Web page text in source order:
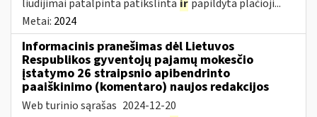
liudijimai patalpinta patikslinta ir papildyta plačioji...
Metai: 2024
Informacinis pranešimas dėl Lietuvos
Respublikos gyventojų pajamų mokesčio
įstatymo 26 straipsnio apibendrinto
paaiškinimo (komentaro) naujos redakcijos
Web turinio sąrašas 2024-12-20